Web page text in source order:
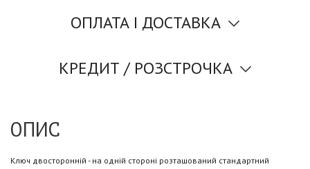
ОПЛАТА І ДОСТАВКА
КРЕДИТ / РОЗСТРОЧКА
ОПИС
Ключ двосторонній - на одній стороні розташований стандартний